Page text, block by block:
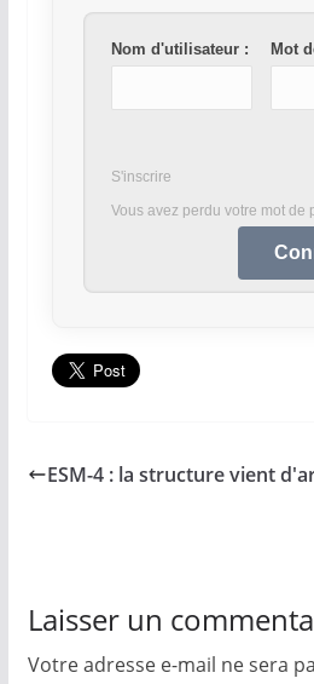
Nom d'utilisateur : Mot
S'inscrire
Vous avez perdu votre mot de
ESM-4 : la structure vient
Laisser un
Votre adresse e-mail ne sera